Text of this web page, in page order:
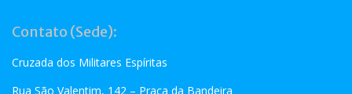
Contato (Sede):
Cruzada dos Militares Espíritas
Rua São Valentim, 142 – Praça da Bandeira